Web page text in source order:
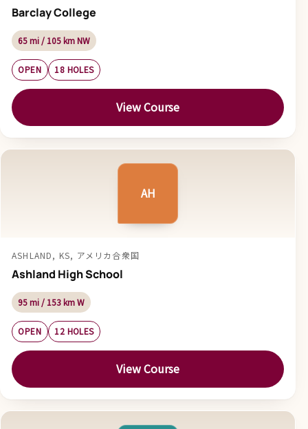
Barclay College
65 mi / 105 km NW
OPEN 18 HOLES
View Course
AH
ASHLAND, KS, アメリカ合衆国
Ashland High School
95 mi / 153 km W
OPEN 12 HOLES
View Course